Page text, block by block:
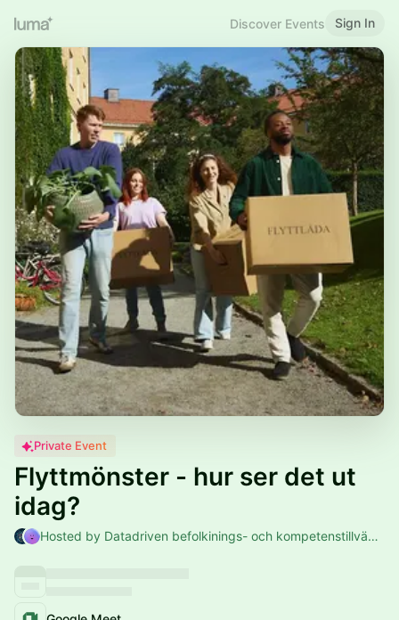
Discover Events Sign In
Private Event
Flyttmönster - hur ser det ut
idag?
Hosted by Datadriven befolkinings- och kompetenstillväxt i norr & Jenny Eklund